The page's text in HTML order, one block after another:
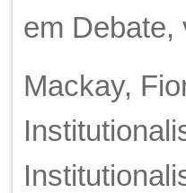
em Debate,
Mackay,